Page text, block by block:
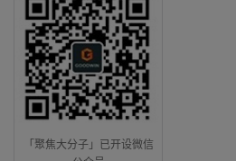
「聚焦大分子」已开设微信